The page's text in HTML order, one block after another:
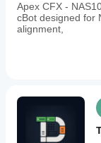
Apex CFX -
cBot designed for
alignment,